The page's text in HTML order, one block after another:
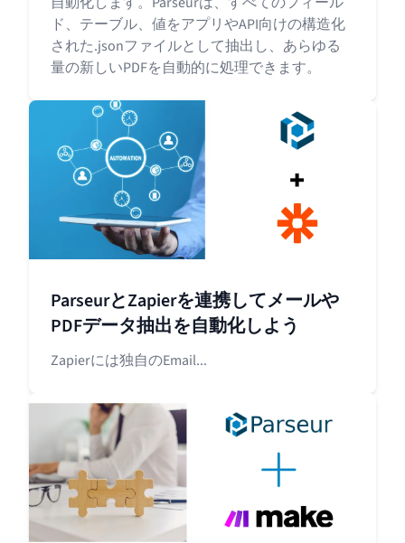
ド、テーブル、値をアプリやAPI向けの構造化
された.jsonファイルとして抽出し、あらゆる
量の新しいPDFを自動的に処理できます。
ParseurとZapierを連携してメールや
PDFデータ抽出を自動化しよう
Zapierには独自のEmail...